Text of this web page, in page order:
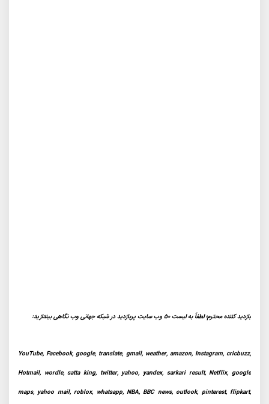
بازدید کننده محترم؛ لطفاً به لیست 50 وب سایت پربازدید در شبکه جهانی وب نگاهی بیندازید:
YouTube, Facebook, google, translate, gmail, weather, amazon, Instagram, cricbuzz,
Hotmail, wordle, satta king, twitter, yahoo, yandex, sarkari result, Netflix, google
maps, yahoo mail, roblox, whatsapp, NBA, BBC news, outlook, pinterest, flipkart,